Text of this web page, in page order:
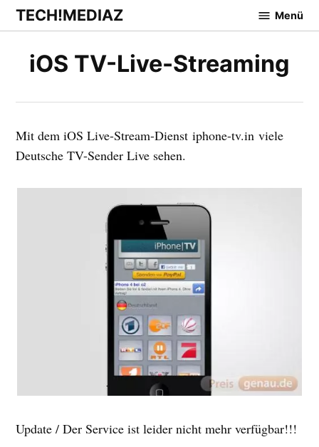
Zum
Inhalt
TECH!MEDIAZ Menü
iOS TV-Live-Streaming
Mit dem iOS Live-Stream-Dienst iphone-tv.in viele
Deutsche TV-Sender Live sehen.
Update / Der Service ist leider nicht mehr verfügbar!!!